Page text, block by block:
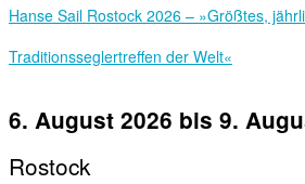
Hanse Sail Rostock 2026 – »Größtes,
Traditionsseglertreffen der Welt«
6. August 2026 bis 9.
Rostock